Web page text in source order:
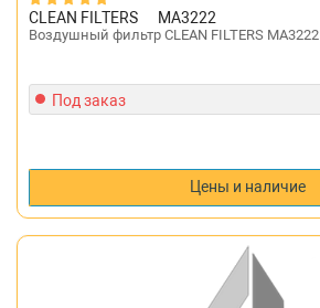
CLEAN FILTERS MA3222
Воздушный фильтр CLEAN FILTERS MA3222
Под заказ
Цены и наличие